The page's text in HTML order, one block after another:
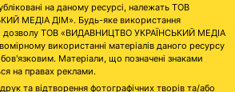
на даному ресурсі, належать ТОВ
МЕДІА ДІМ». Будь-яке використання
дозволу ТОВ «ВИДАВНИЦТВО УКРАЇНСЬКИЙ МЕДІА
використанні матеріалів даного ресурсу
Матеріали, що позначені знаками
на правах реклами.
та відтворення фотографічних творів та/або